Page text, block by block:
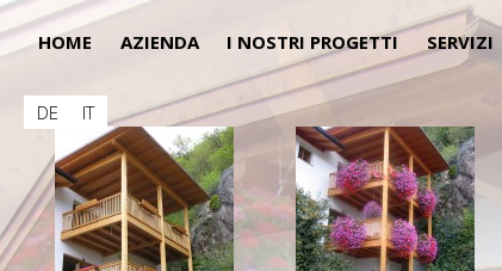
DE IT
HOME AZIENDA I NOSTRI PROGETTI SERVIZI